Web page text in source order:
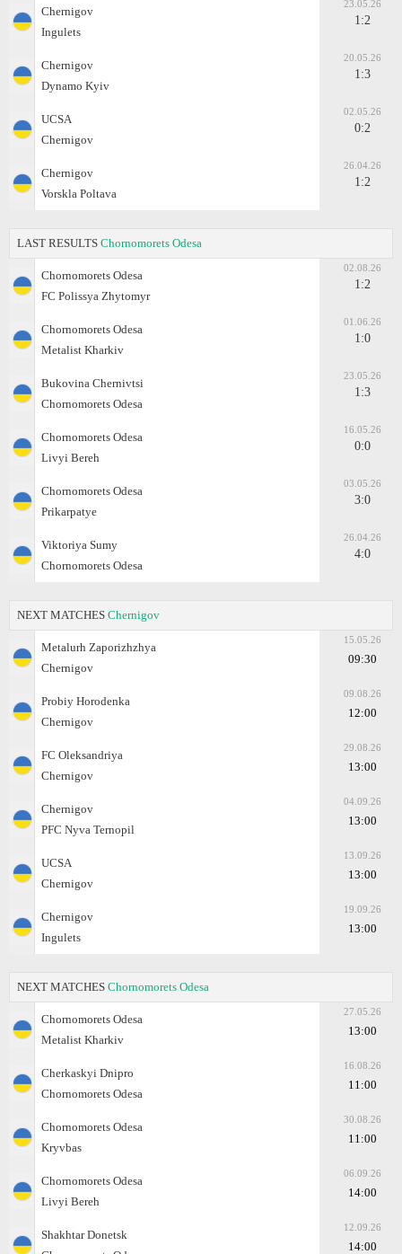
Chernigov
Ingulets
23.05.26
1:2
Chernigov
Dynamo Kyiv
20.05.26
1:3
UCSA
Chernigov
02.05.26
0:2
Chernigov
Vorskla Poltava
26.04.26
1:2
LAST RESULTS Chornomorets Odesa
Chornomorets Odesa
FC Polissya Zhytomyr
02.08.26
1:2
Chornomorets Odesa
Metalist Kharkiv
01.06.26
1:0
Bukovina Chernivtsi
Chornomorets Odesa
23.05.26
1:3
Chornomorets Odesa
Livyi Bereh
16.05.26
0:0
Chornomorets Odesa
Prikarpatye
03.05.26
3:0
Viktoriya Sumy
Chornomorets Odesa
26.04.26
4:0
NEXT MATCHES Chernigov
Metalurh Zaporizhzhya
Chernigov
15.05.26
09:30
Probiy Horodenka
Chernigov
09.08.26
12:00
FC Oleksandriya
Chernigov
29.08.26
13:00
Chernigov
PFC Nyva Ternopil
04.09.26
13:00
UCSA
Chernigov
13.09.26
13:00
Chernigov
Ingulets
19.09.26
13:00
NEXT MATCHES Chornomorets Odesa
Chornomorets Odesa
Metalist Kharkiv
27.05.26
13:00
Cherkaskyi Dnipro
Chornomorets Odesa
16.08.26
11:00
Chornomorets Odesa
Kryvbas
30.08.26
11:00
Chornomorets Odesa
Livyi Bereh
06.09.26
14:00
Shakhtar Donetsk
12.09.26
14:00